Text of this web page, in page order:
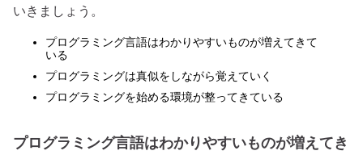
いきましょう。
プログラミング言語はわかりやすいものが増えてきて
いる
プログラミングは真似をしながら覚えていく
プログラミングを始める環境が整ってきている
プログラミング言語はわかりやすいものが増えてき